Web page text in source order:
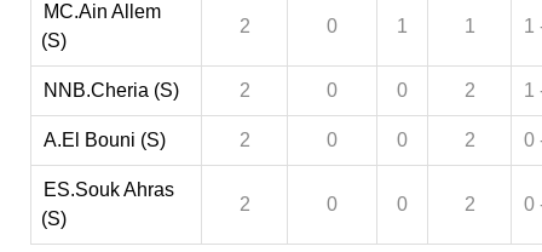
MC.Ain Allem
(S)
2 0 1 1 1
NNB.Cheria (S) 2 0 0 2 1
A.El Bouni (S) 2 0 0 2 0
ES.Souk Ahras
(S)
2 0 0 2 0